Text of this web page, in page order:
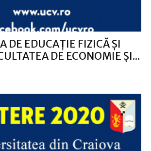
DE EDUCAŢIE FIZICĂ ŞI
DE ECONOMIE ŞI...